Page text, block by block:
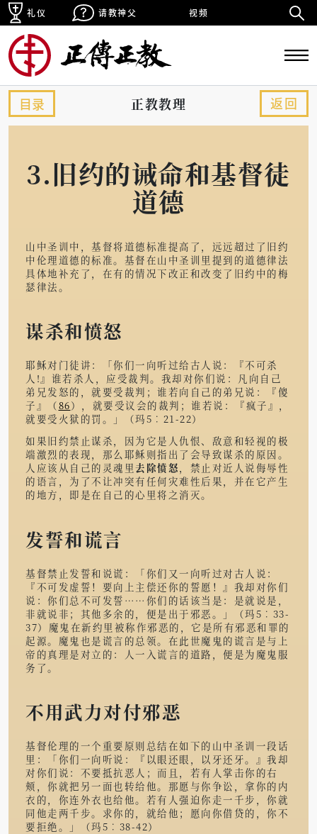
礼仪 请教神父 视频
目录 正教教理 返回
3.旧约的诫命和基督徒
道德
山中圣训中，基督将道德标准提高了，远远超过了旧约
中伦理道德的标准。基督在山中圣训里提到的道德律法
具体地补充了，在有的情况下改正和改变了旧约中的梅
瑟律法。
谋杀和愤怒
耶稣对门徒讲：「你们一向听过给古人说：『不可杀
人!』谁若杀人，应受裁判。我却对你们说：凡向自己
弟兄发怒的，就要受裁判；谁若向自己的弟兄说：『傻
子』（86），就要受议会的裁判；谁若说：『疯子』，
就要受火狱的罚。」（玛5︰21-22）
如果旧约禁止谋杀，因为它是人仇恨、敌意和轻视的极
端激烈的表现，那么耶稣则指出了会导致谋杀的原因。
人应该从自己的灵魂里去除愤怒，禁止对近人说侮辱性
的语言，为了不让冲突有任何灾难性后果，并在它产生
的地方，即是在自己的心里将之消灭。
发誓和谎言
基督禁止发誓和说谎：「你们又一向听过对古人说：
『不可发虚誓！要向上主偿还你的誓愿！』我却对你们
说：你们总不可发誓……你们的话该当是：是就说是，
非就说非；其他多余的，便是出于邪恶。」（玛5︰33-
37）魔鬼在新约里被称作邪恶的，它是所有邪恶和罪的
起源。魔鬼也是谎言的总领。在此世魔鬼的谎言是与上
帝的真理是对立的：人一入谎言的道路，便是为魔鬼服
务了。
不用武力对付邪恶
基督伦理的一个重要原则总结在如下的山中圣训一段话
里：「你们一向听说：『以眼还眼，以牙还牙。』我却
对你们说：不要抵抗恶人；而且，若有人掌击你的右
颊，你就把另一面也转给他。那愿与你争讼，拿你的内
衣的，你连外衣也给他。若有人强迫你走一千步，你就
同他走两千步。求你的，就给他；愿向你借贷的，你不
要拒绝。」（玛5︰38-42）